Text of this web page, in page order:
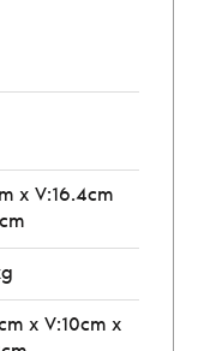
x V:16.4cm
x V:10cm x